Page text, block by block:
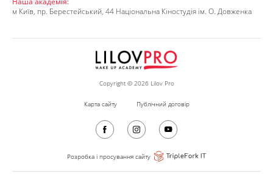
м Київ, пр. Берестейський, 44 Національна Кіностудія ім. О. Довженка
Copyright © 2026 Lilov Pro
Карта сайту Публічний договір
Розробка і просування сайту